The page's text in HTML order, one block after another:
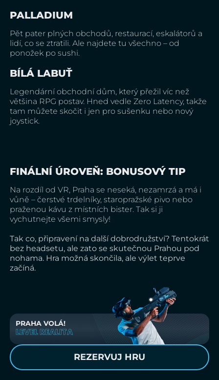
PALLADIUM
Pět pater plných obchodů, restaurací, eskalátorů a
lidí, co se ztratili. Ale najdete tu všechno – od
ponožek po sushi.
BÍLÁ LABUŤ
Legendární obchodní dům, který přežil víc než
většina RPG postav. Hned vedle Zero Latency, takže
tam můžete skočit i jen pro sušenku nebo nový
joystick.
FINÁLNÍ ÚROVEŇ: BONUSOVÝ TIP
Na rozdíl od VR, Praha se neseká, nezamrzá a má i
vůně – čerstvé trdelníky, staropražské pivo nebo
praženou kávu z místních bister. Tak si ji
vychutnejte všemi smysly!
Tak co, připravení na další dobrodružství? Tentokrát
bez headsetu, ale zato se skutečnou Prahou pod
nohama. Hra možná skončila, ale výlet teprve
začíná.
PRAHA VOLÁ!
LEVEL REALITA
REZERVUJ HRU